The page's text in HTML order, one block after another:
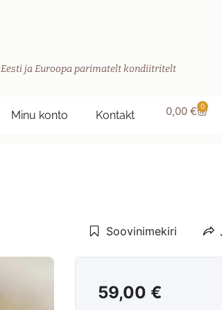
Eesti ja Euroopa parimatelt kondiitritelt
Minu konto Kontakt 0,00 € 0
Soovinimekiri
59,00€